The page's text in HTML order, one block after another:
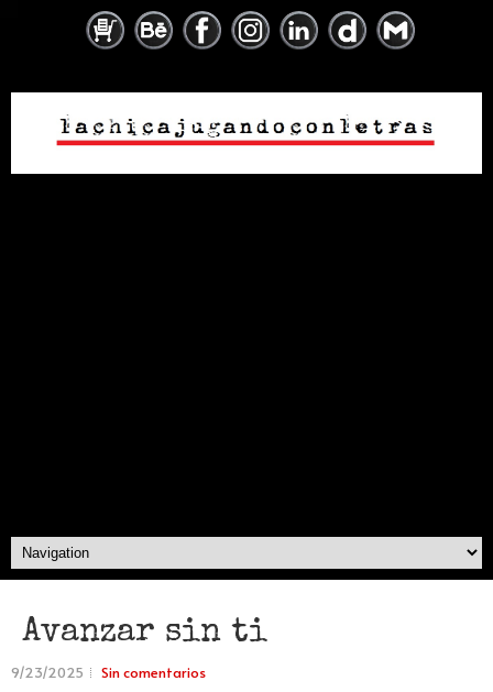
Avanzar sin ti
9/23/2025 Sin comentarios